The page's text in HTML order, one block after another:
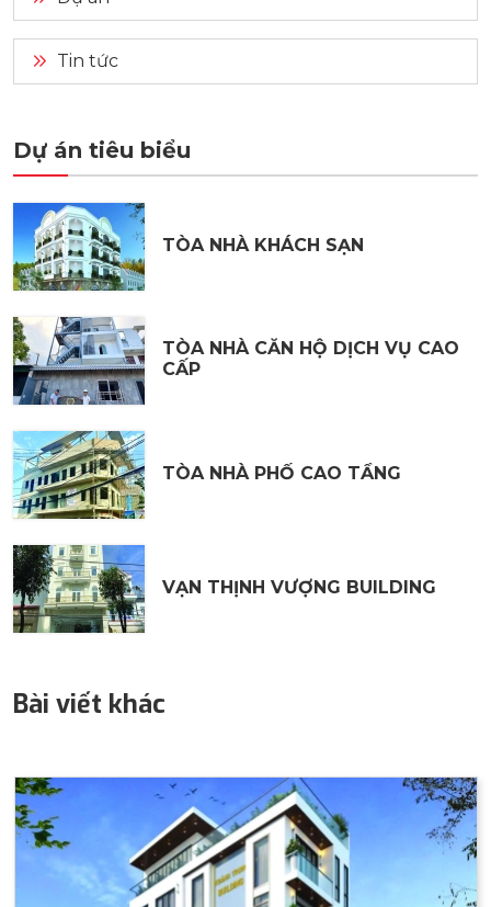
Tin tức
Dự án tiêu biểu
TÒA NHÀ KHÁCH SẠN
TÒA NHÀ CĂN HỘ DỊCH VỤ CAO
CẤP
TÒA NHÀ PHỐ CAO TẦNG
VẠN THỊNH VƯỢNG BUILDING
Bài viết khác